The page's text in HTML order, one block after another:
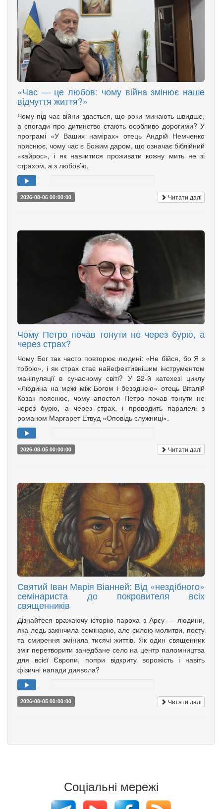
«Час — це любов: чому війна змінює наше
відчуття життя?»
Чому під час війни здається, що роки минають швидше,
а спогади про дитинство стають особливо дорогими? У
програмі «У Ваших намірах» отець Андрій Немченко
пояснює, чому час є Божим даром, що означає біблійний
«кайрос», і як навчитися проживати кожну мить не зі
страхом, а з любов’ю.
2026-08-06 00:00:00 Читати далі
Чому Петро почав тонути не через бурю, а
через страх?
Чому Бог так часто повторює людині: «Не бійся, бо Я з
тобою», і як страх стає найефективнішим інструментом
маніпуляції в сучасному світі? У 22-й катехезі циклу
«Людина на межі між Богом і безоднею» отець Віталій
Козак пояснює, чому апостол Петро почав тонути не
через бурю, а через страх, і проводить паралелі з
романом Маргарет Етвуд «Оповідь служниці».
2026-08-05 00:00:00 Читати далі
Святий Іван Марія Віанней: Від «нездібного»
семінариста до покровителя всіх
священників
Дізнайтеся вражаючу історію пароха з Арсу — людини,
яка ледь закінчила семінарію, але силою молитви, посту
та смирення змінила тисячі життів. Як один священник
зміг перетворити занедбане село на центр паломництва
для всієї Європи, попри відкриту ворожість і навіть
фізичні напади диявола?
2026-08-05 00:00:00 Читати далі
Соціальні мережі